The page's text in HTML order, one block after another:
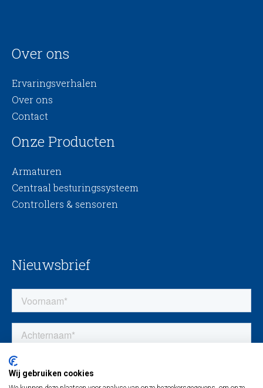
Over ons
Ervaringsverhalen
Over ons
Contact
Onze Producten
Armaturen
Centraal besturingssysteem
Controllers & sensoren
Nieuwsbrief
Wij gebruiken cookies